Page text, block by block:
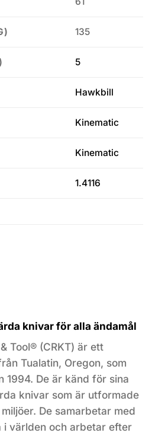
135
5
Hawkbill
Kinematic
Kinematic
1.4116
knivar för alla ändamål
Tool® (CRKT) är ett
Tualatin, Oregon, som
1994. De är känd för sina
knivar som är utformade
De samarbetar med
världen och arbetar efter